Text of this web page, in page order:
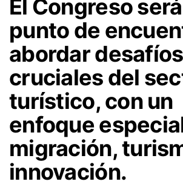
El Congreso
punto de
abordar desafíos
cruciales del
turístico, con un
enfoque
migración,
innovación.